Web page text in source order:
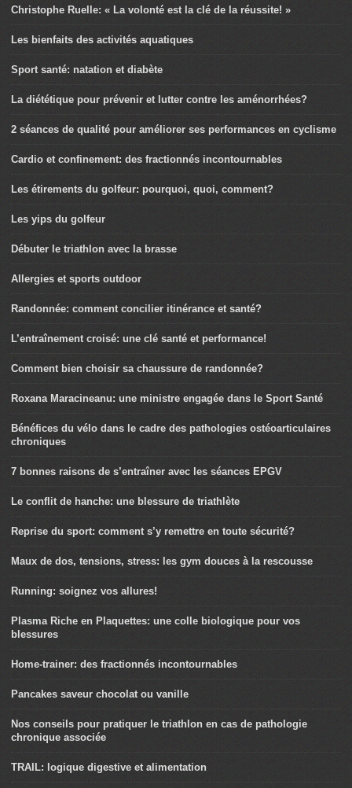
Christophe Ruelle: « La volonté est la clé de la réussite! »
Les bienfaits des activités aquatiques
Sport santé: natation et diabète
La diététique pour prévenir et lutter contre les aménorrhées?
2 séances de qualité pour améliorer ses performances en cyclisme
Cardio et confinement: des fractionnés incontournables
Les étirements du golfeur: pourquoi, quoi, comment?
Les yips du golfeur
Débuter le triathlon avec la brasse
Allergies et sports outdoor
Randonnée: comment concilier itinérance et santé?
L’entraînement croisé: une clé santé et performance!
Comment bien choisir sa chaussure de randonnée?
Roxana Maracineanu: une ministre engagée dans le Sport Santé
Bénéfices du vélo dans le cadre des pathologies ostéoarticulaires
chroniques
7 bonnes raisons de s’entraîner avec les séances EPGV
Le conflit de hanche: une blessure de triathlète
Reprise du sport: comment s’y remettre en toute sécurité?
Maux de dos, tensions, stress: les gym douces à la rescousse
Running: soignez vos allures!
Plasma Riche en Plaquettes: une colle biologique pour vos
blessures
Home-trainer: des fractionnés incontournables
Pancakes saveur chocolat ou vanille
Nos conseils pour pratiquer le triathlon en cas de pathologie
chronique associée
TRAIL: logique digestive et alimentation